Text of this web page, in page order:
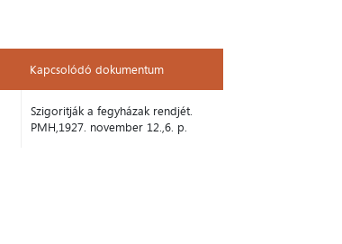
Kapcsolódó dokumentum
Szigoritják a fegyházak rendjét.
PMH,1927. november 12.,6. p.